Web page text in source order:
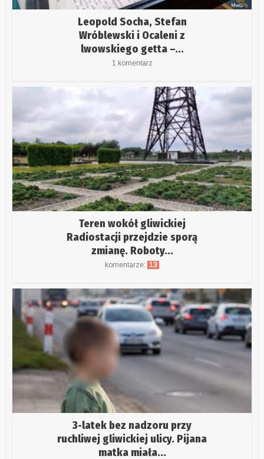
Leopold Socha, Stefan
Wróblewski i Ocaleni z
lwowskiego getta –...
1 komentarz
Teren wokół gliwickiej
Radiostacji przejdzie sporą
zmianę. Roboty...
komentarze: 13
3-latek bez nadzoru przy
ruchliwej gliwickiej ulicy. Pijana
matka miała...